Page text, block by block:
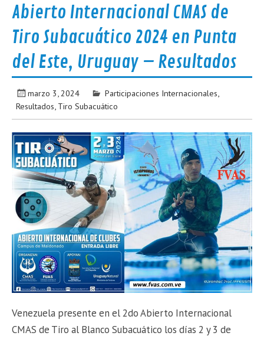
Abierto Internacional CMAS de
Tiro Subacuático 2024 en Punta
del Este, Uruguay – Resultados
marzo 3, 2024 Participaciones Internacionales
Resultados Tiro Subacuático
Venezuela presente en el 2do Abierto Internacional
CMAS de Tiro al Blanco Subacuático los días 2 y 3 de